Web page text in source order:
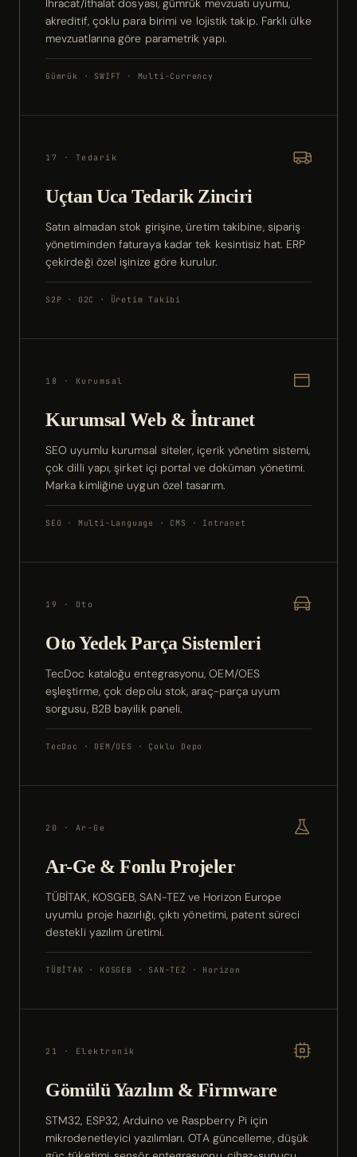
İhracat/ithalat dosyası, gümrük mevzuatı uyumu,
akreditif, çoklu para birimi ve lojistik takip. Farklı ülke
mevzuatlarına göre parametrik yapı.
Gümrük · SWIFT · Multi-Currency
17 · Tedarik
Uçtan Uca Tedarik Zinciri
Satın almadan stok girişine, üretim takibine, sipariş
yönetiminden faturaya kadar tek kesintisiz hat. ERP
çekirdeği özel işinize göre kurulur.
S2P · O2C · Üretim Takibi
18 · Kurumsal
Kurumsal Web & İntranet
SEO uyumlu kurumsal siteler, içerik yönetim sistemi,
çok dilli yapı, şirket içi portal ve doküman yönetimi.
Marka kimliğine uygun özel tasarım.
SEO · Multi-Language · CMS · Intranet
19 · Oto
Oto Yedek Parça Sistemleri
TecDoc kataloğu entegrasyonu, OEM/OES
eşleştirme, çok depolu stok, araç-parça uyum
sorgusu, B2B bayilik paneli.
TecDoc · OEM/OES · Çoklu Depo
20 · Ar-Ge
Ar-Ge & Fonlu Projeler
TÜBİTAK, KOSGEB, SAN-TEZ ve Horizon Europe
uyumlu proje hazırlığı, çıktı yönetimi, patent süreci
destekli yazılım üretimi.
TÜBİTAK · KOSGEB · SAN-TEZ · Horizon
21 · Elektronik
Gömülü Yazılım & Firmware
STM32, ESP32, Arduino ve Raspberry Pi için
mikrodenetleyici yazılımları. OTA güncelleme, düşük